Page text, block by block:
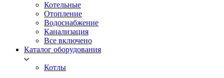
Котельные
Отопление
Водоснабжение
Канализация
Все включено
Каталог оборудования
Котлы